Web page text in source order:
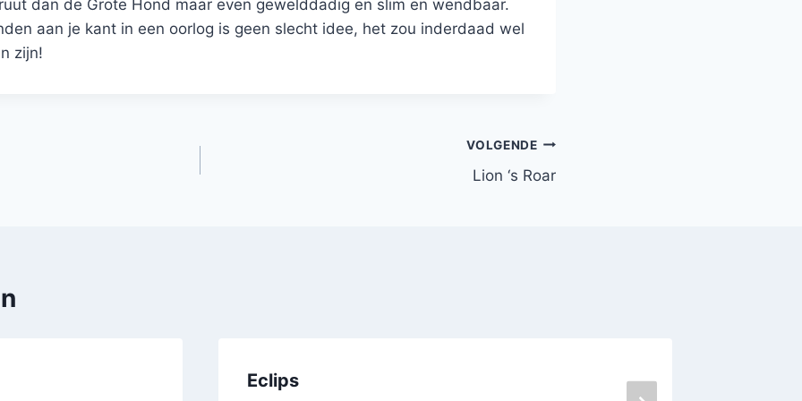
dan de Grote Hond maar even gewelddadig en slim en wendbaar.
aan je kant in een oorlog is geen slecht idee, het zou inderdaad wel
zijn!
VOLGENDE
Lion ‘s Roar
Eclips